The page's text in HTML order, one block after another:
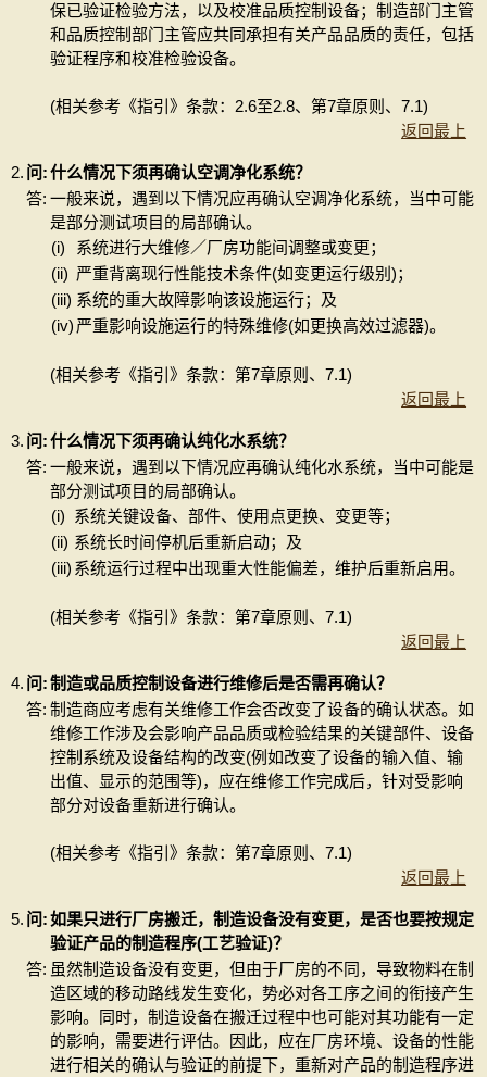
保已验证检验方法，以及校准品质控制设备；制造部门主管
和品质控制部门主管应共同承担有关产品品质的责任，包括
验证程序和校准检验设备。
(相关参考《指引》条款：2.6至2.8、第7章原则、7.1)
返回最上
2. 问:什么情况下须再确认空调净化系统？
答: 一般来说，遇到以下情况应再确认空调净化系统，当中可能
是部分测试项目的局部确认。
(i)
系统进行大维修／厂房功能间调整或变更；
(ii) 严重背离现行性能技术条件(如变更运行级别)；
(iii) 系统的重大故障影响该设施运行；及
(iv) 严重影响设施运行的特殊维修(如更换高效过滤器)。
(相关参考《指引》条款：第7章原则、7.1)
返回最上
3. 问:什么情况下须再确认纯化水系统？
答: 一般来说，遇到以下情况应再确认纯化水系统，当中可能是
部分测试项目的局部确认。
(i) 系统关键设备、部件、使用点更换、变更等；
(ii) 系统长时间停机后重新启动；及
(iii) 系统运行过程中出现重大性能偏差，维护后重新启用。
(相关参考《指引》条款：第7章原则、7.1)
返回最上
4. 问:制造或品质控制设备进行维修后是否需再确认？
答: 制造商应考虑有关维修工作会否改变了设备的确认状态。如
维修工作涉及会影响产品品质或检验结果的关键部件、设备
控制系统及设备结构的改变(例如改变了设备的输入值、输
出值、显示的范围等)，应在维修工作完成后，针对受影响
部分对设备重新进行确认。
(相关参考《指引》条款：第7章原则、7.1)
返回最上
5. 问:如果只进行厂房搬迁，制造设备没有变更，是否也要按规定
验证产品的制造程序(工艺验证)？
答: 虽然制造设备没有变更，但由于厂房的不同，导致物料在制
造区域的移动路线发生变化，势必对各工序之间的衔接产生
影响。同时，制造设备在搬迁过程中也可能对其功能有一定
的影响，需要进行评估。因此，应在厂房环境、设备的性能
进行相关的确认与验证的前提下，重新对产品的制造程序进